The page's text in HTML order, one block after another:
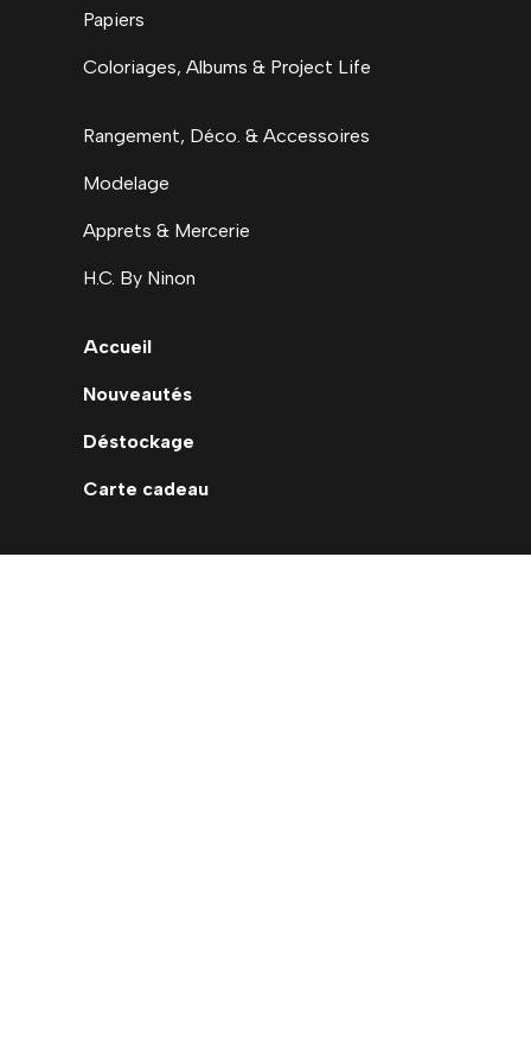
Papiers
Coloriages, Albums & Project Life
Rangement, Déco. & Accessoires
Modelage
Apprets & Mercerie
H.C. By Ninon
Accueil
Nouveautés
Déstockage
Carte cadeau